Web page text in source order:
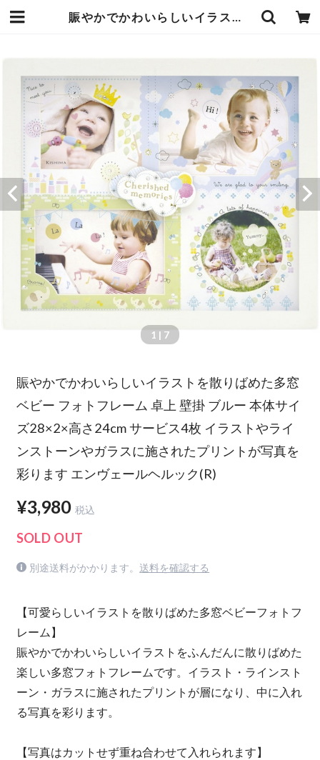
賑やかでかわいらしいイラストを散りばめた多窓 ベビー フォトフレーム 卓上 壁掛 ブルー 本体サイズ28×2×高さ24cm サービス4枚 イラストやラインストーンやガラスに施されたプリントが写真を彩ります エンヴェールヘルック(R) | エンジュール
1 | 7
賑やかでかわいらしいイラストを散りばめた多窓
ベビー フォトフレーム 卓上 壁掛 ブルー 本体サイ
ズ28×2×高さ24cm サービス4枚 イラストやライ
ンストーンやガラスに施されたプリントが写真を
彩ります エンヴェールヘルック(R)
¥3,980 税込
SOLD OUT
別途送料がかかります。 送料を確認する
【可愛らしいイラストを散りばめた多窓ベビーフォトフ
レーム】
賑やかでかわいらしいイラストをふんだんに散りばめた
楽しい多窓フォトフレームです。イラスト・ラインスト
ーン・ガラスに施されたプリントが層になり、中に入れ
る写真を彩ります。
【写真はカットせず重ね合わせて入れられます】